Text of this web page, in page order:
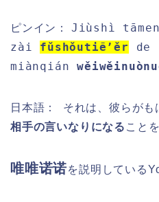
ピンイン： Jiùshì
zài fǔshǒutiē’ěr de
miànqián
日本語： それは、彼らがも
相手の言いなりになる こと
唯唯诺诺を説明している